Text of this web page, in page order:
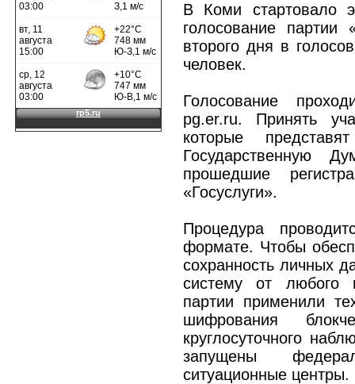
В Коми стартовало
голосование
второго дня в
человек.
Голосование
pg.er.ru. Принять
которые
Государственную
прошедшие
«Госуслуги».
Процедура
формате. Чтобы
сохранность личных
систему от любого
партии применили
шифрования
круглосуточного
запущены
ситуационные центры.